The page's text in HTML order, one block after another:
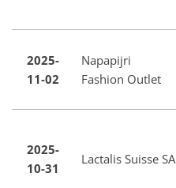
2025-
11-02
Napapijri
Fashion Outlet
2025-
10-31
Lactalis Suisse SA